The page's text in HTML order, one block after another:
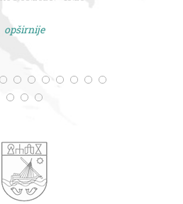
opširnije